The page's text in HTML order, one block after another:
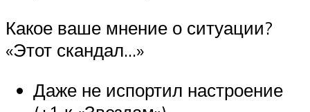
Какое ваше мнение о ситуации?
«Этот скандал…»
Даже не испортил настроение